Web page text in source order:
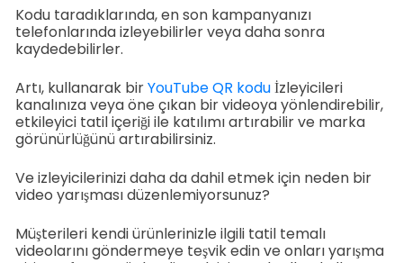
Kodu taradıklarında, en son kampanyanızı
telefonlarında izleyebilirler veya daha sonra
kaydedebilirler.
Artı, kullanarak birYouTube QR koduİzleyicileri
kanalınıza veya öne çıkan bir videoya yönlendirebilir,
etkileyici tatil içeriği ile katılımı artırabilir ve marka
görünürlüğünü artırabilirsiniz.
Ve izleyicilerinizi daha da dahil etmek için neden bir
video yarışması düzenlemiyorsunuz?
Müşterileri kendi ürünlerinizle ilgili tatil temalı
videolarını göndermeye teşvik edin ve onları yarışma